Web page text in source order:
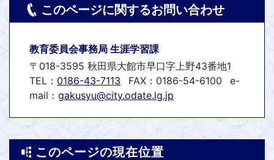
このページに関するお問い合わせ
教育委員会事務局 生涯学習課
〒018-3595 秋田県大館市早口字上野43番地1
TEL： 0186-43-7113 FAX：0186-54-6100
e-
mail： gakusyu@city.odate.lg.jp
このページの現在位置